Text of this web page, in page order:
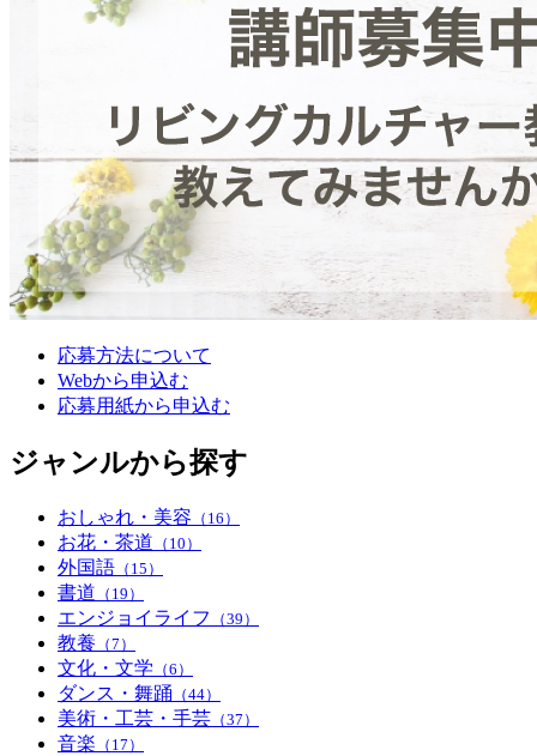
応募方法について
Webから申込む
応募用紙から申込む
ジャンルから探す
おしゃれ・美容 （16）
お花・茶道 （10）
外国語 （15）
書道 （19）
エンジョイライフ （39）
教養 （7）
文化・文学 （6）
ダンス・舞踊 （44）
美術・工芸・手芸 （37）
音楽 （17）